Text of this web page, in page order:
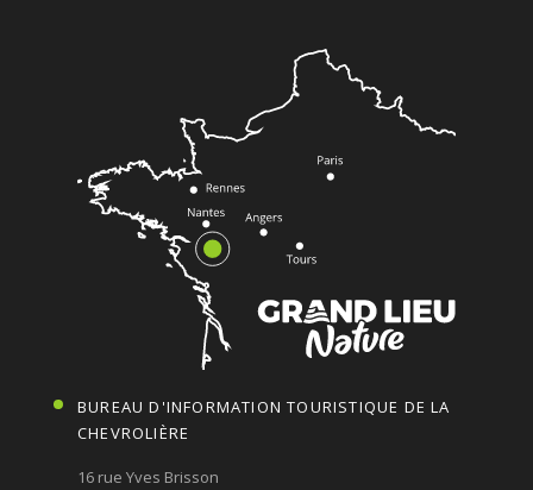
BUREAU D'INFORMATION TOURISTIQUE DE LA
CHEVROLIÈRE
16 rue Yves Brisson